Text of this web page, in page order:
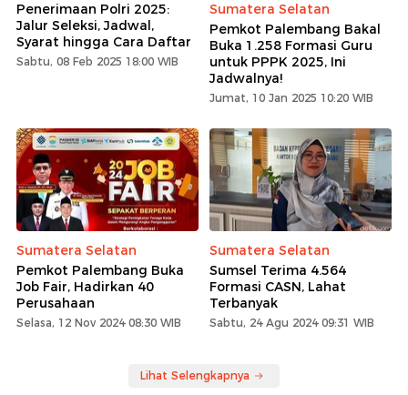
Penerimaan Polri 2025:
Jalur Seleksi, Jadwal,
Syarat hingga Cara Daftar
Sabtu, 08 Feb 2025 18:00 WIB
Sumatera Selatan
Pemkot Palembang Bakal
Buka 1.258 Formasi Guru
untuk PPPK 2025, Ini
Jadwalnya!
Jumat, 10 Jan 2025 10:20 WIB
Sumatera Selatan
Pemkot Palembang Buka
Job Fair, Hadirkan 40
Perusahaan
Selasa, 12 Nov 2024 08:30 WIB
Sumatera Selatan
Sumsel Terima 4.564
Formasi CASN, Lahat
Terbanyak
Sabtu, 24 Agu 2024 09:31 WIB
Lihat Selengkapnya